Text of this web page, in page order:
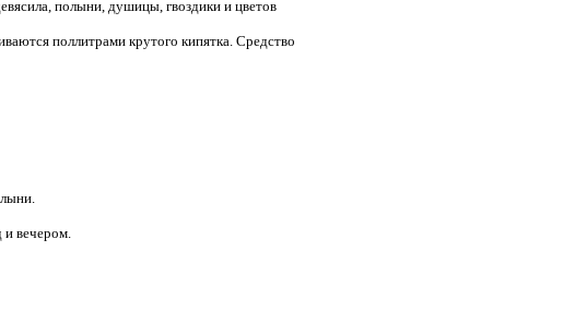
полыни, душицы, гвоздики и цветов
поллитрами крутого кипятка. Средство
и вечером.